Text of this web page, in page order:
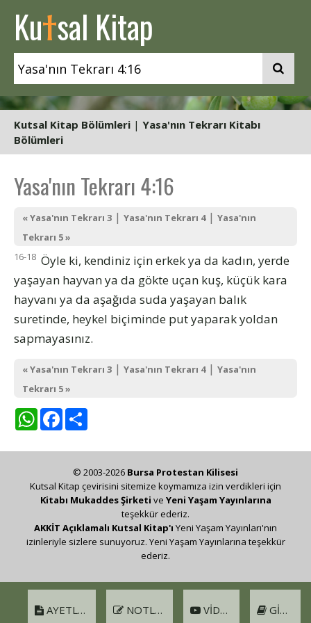
Kutsal Kitap
Kutsal Kitap Bölümleri | Yasa'nın Tekrarı Kitabı
Bölümleri
Yasa'nın Tekrarı 4:16
« Yasa'nın Tekrarı 3 | Yasa'nın Tekrarı 4| Yasa'nın
Tekrarı 5 »
16-18 Öyle ki, kendiniz için erkek ya da kadın, yerde
yaşayan hayvan ya da gökte uçan kuş, küçük kara
hayvanı ya da aşağıda suda yaşayan balık
suretinde, heykel biçiminde put yaparak yoldan
sapmayasınız.
« Yasa'nın Tekrarı 3 | Yasa'nın Tekrarı 4| Yasa'nın
Tekrarı 5 »
WhatsAppFacebook
AYETLER NOTLAR VIDEO GIRIŞ
© 2003-2026 Bursa Protestan Kilisesi
Kutsal Kitap çevirisini sitemize koymamıza izin verdikleri için
Kitabı Mukaddes Şirketi ve Yeni Yaşam Yayınlarına
teşekkür ederiz.
AKKİT Açıklamalı Kutsal Kitap'ı Yeni Yaşam Yayınları'nın
izinleriyle sizlere sunuyoruz. Yeni Yaşam Yayınlarına teşekkür
ederiz.